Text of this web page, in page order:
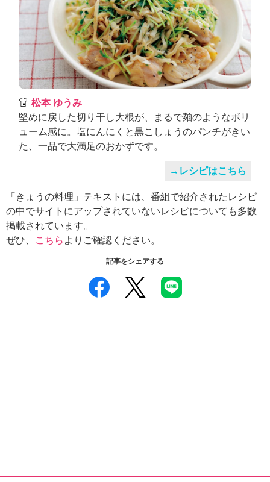
松本 ゆうみ
堅めに戻した切り干し大根が、まるで麺のようなボリ
ューム感に。塩にんにくと黒こしょうのパンチがきい
た、一品で大満足のおかずです。
→レシピはこちら
「きょうの料理」テキストには、番組で紹介されたレシピ
の中でサイトにアップされていないレシピについても多数
掲載されています。
ぜひ、
こちら よりご確認ください。
記事をシェアする